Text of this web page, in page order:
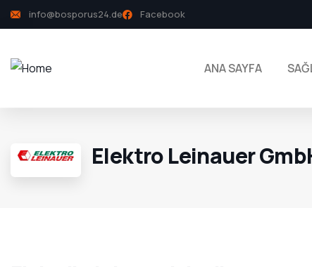
info@bosporus24.de Facebook
ANA SAYFA
Elektro Leinauer